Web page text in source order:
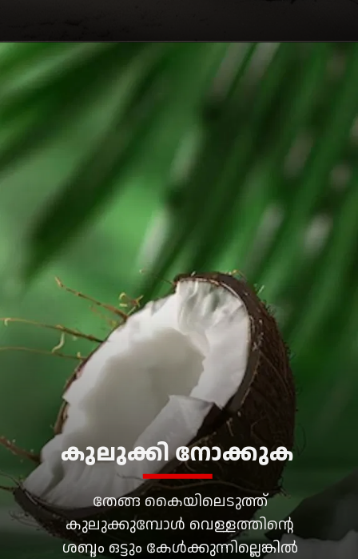
തേങ്ങ കൈയിലെടുത്ത്
കുലുക്കുമ്പോൾ വെള്ളത്തിന്റെ
ശബ്ദം ഒട്ടും കേൾക്കുന്നില്ലെങ്കിൽ
കുലുക്കി നോക്കുക